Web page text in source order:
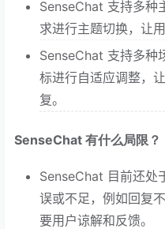
SenseChat 支持多种
求进行主题切换，让
SenseChat 支持多种
标进行自适应调整，
复。
SenseChat 有什么局限？
SenseChat 目前还处
误或不足，例如回复
要用户谅解和反馈。